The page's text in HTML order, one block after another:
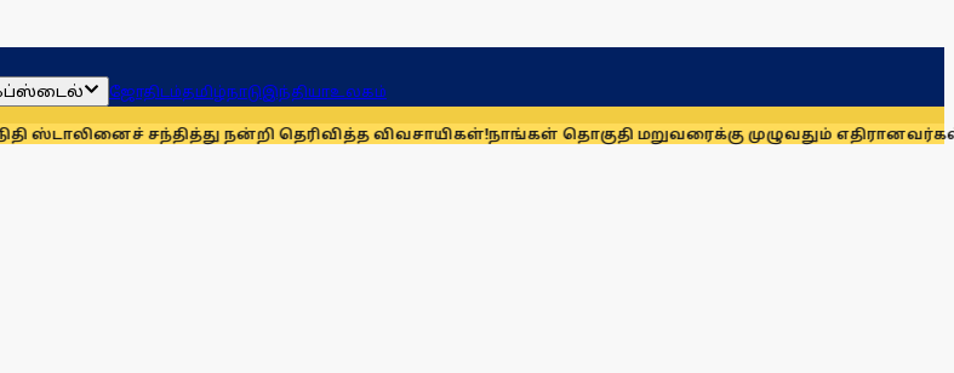
ஜோதிடம்தமிழ்நாடுஇந்தியாஉலகம்
சந்தித்து நன்றி தெரிவித்த விவசாயிகள்!நாங்கள் தொகுதி மறுவரைக்கு முழுவதும் எதிரானவர்கள் அல்லர்: